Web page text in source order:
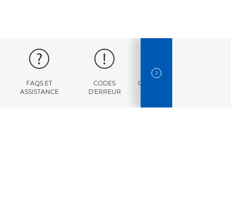
FAQS ET
ASSISTANCE
CODES
D'ERREUR
CARACTÉRISTIQUES
NEXT SLIDE